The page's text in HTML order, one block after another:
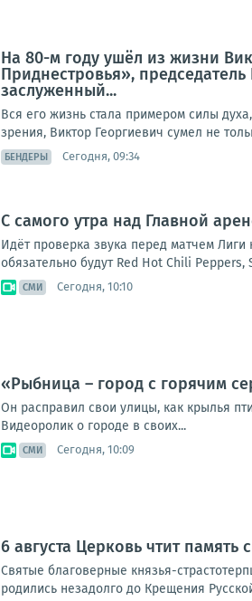
На 80-м году ушёл из жизни
Приднестровья»,
заслуженный...
Вся его жизнь стала примером силы
зрения, Виктор Георгиевич сумел не
БЕНДЕРЫ Сегодня, 09:34
С самого утра над Главной
Идёт проверка звука перед матчем
обязательно будут Red Hot Chili
СМИ Сегодня, 10:10
«Рыбница – город с горячим
Он расправил свои улицы, как крылья
Видеоролик о городе в своих...
СМИ Сегодня, 10:09
6 августа Церковь чтит
Святые благоверные князья-
родились незадолго до Крещения